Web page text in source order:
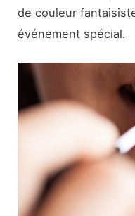
de couleur
événement spécial.